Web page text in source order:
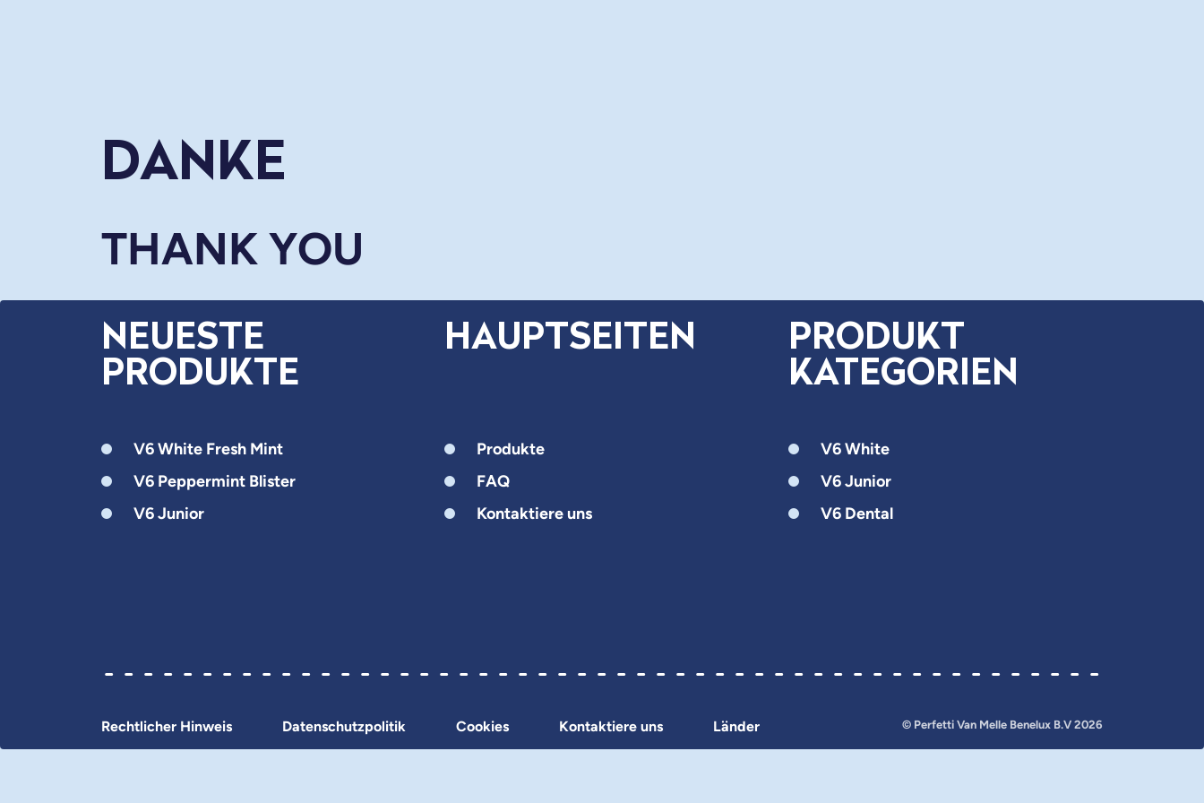
DANKE
THANK YOU
NEUESTE
PRODUKTE
V6 White Fresh Mint
V6 Peppermint Blister
V6 Junior
HAUPTSEITEN
Produkte
FAQ
Kontaktiere uns
PRODUKT
KATEGORIEN
V6 White
V6 Junior
V6 Dental
Rechtlicher Hinweis Datenschutzpolitik Cookies Kontaktiere uns Länder © Perfetti Van Melle Benelux B.V 2026